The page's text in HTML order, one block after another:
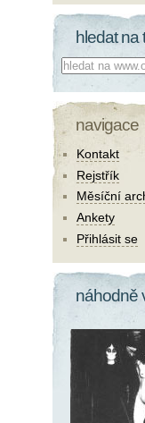
hledat na
Co hledat:
navigace
Kontakt
Rejstřík
Měsíční
Ankety
Přihlásit se
náhodně